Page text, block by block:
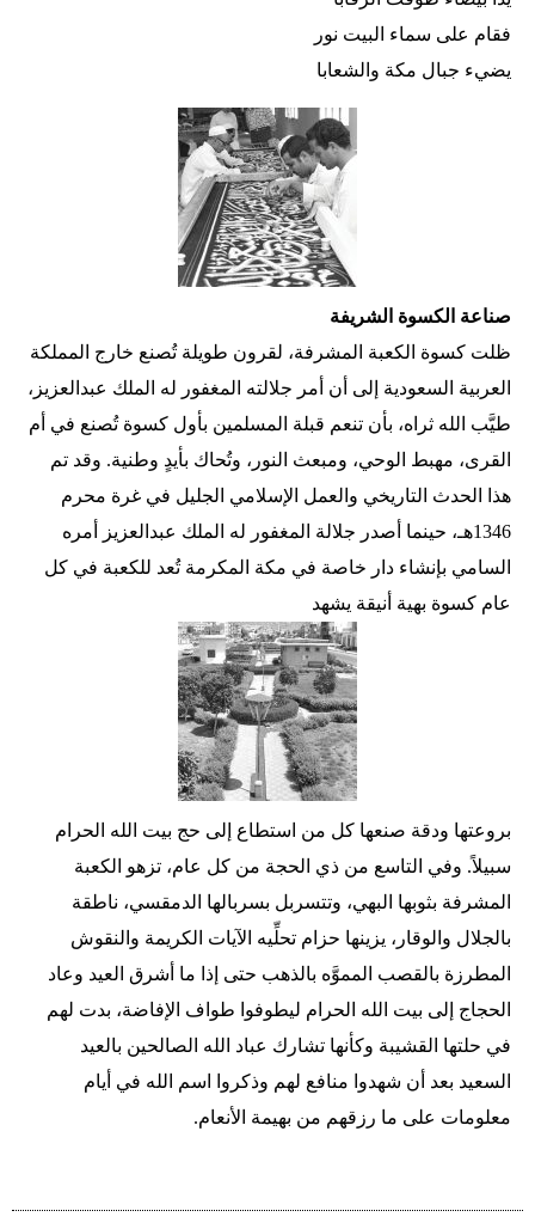
فقام على سماء البيت نور
يضيء جبال مكة والشعابا
صناعة الكسوة الشريفة
ظلت كسوة الكعبة المشرفة، لقرون طويلة تُصنع خارج المملكة
العربية السعودية إلى أن أمر جلالته المغفور له الملك عبدالعزيز،
طيَّب الله ثراه، بأن تنعم قبلة المسلمين بأول كسوة تُصنع في أم
القرى، مهبط الوحي، ومبعث النور، وتُحاك بأيدٍ وطنية. وقد تم
هذا الحدث التاريخي والعمل الإسلامي الجليل في غرة محرم
1346هـ، حينما أصدر جلالة المغفور له الملك عبدالعزيز أمره
السامي بإنشاء دار خاصة في مكة المكرمة تُعد للكعبة في كل
عام كسوة بهية أنيقة يشهد
بروعتها ودقة صنعها كل من استطاع إلى حج بيت الله الحرام
سبيلاً. وفي التاسع من ذي الحجة من كل عام، تزهو الكعبة
المشرفة بثوبها البهي، وتتسربل بسربالها الدمقسي، ناطقة
بالجلال والوقار، يزينها حزام تحلِّيه الآيات الكريمة والنقوش
المطرزة بالقصب المموَّه بالذهب حتى إذا ما أشرق العيد وعاد
الحجاج إلى بيت الله الحرام ليطوفوا طواف الإفاضة، بدت لهم
في حلتها القشيبة وكأنها تشارك عباد الله الصالحين بالعيد
السعيد بعد أن شهدوا منافع لهم وذكروا اسم الله في أيام
معلومات على ما رزقهم من بهيمة الأنعام.